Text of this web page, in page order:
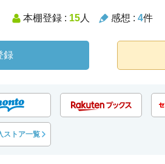
本棚登録 : 15人 感想 : 4件
録
ストア一覧